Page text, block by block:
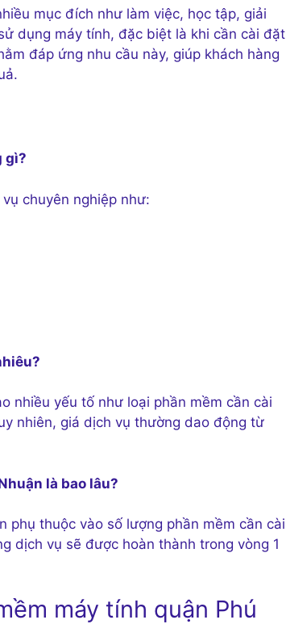
mục đích như làm việc, học tập, giải
dụng máy tính, đặc biệt là khi cần cài đặt
đáp ứng nhu cầu này, giúp khách hàng
gì?
chuyên nghiệp như:
nhiều yếu tố như loại phần mềm cần cài
nhiên, giá dịch vụ thường dao động từ
là bao lâu?
phụ thuộc vào số lượng phần mềm cần cài
dịch vụ sẽ được hoàn thành trong vòng 1
máy tính quận Phú